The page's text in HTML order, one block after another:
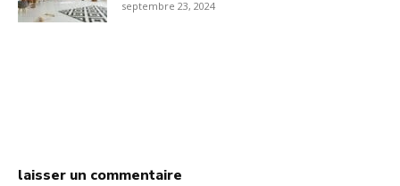
septembre 23, 2024
laisser un commentaire